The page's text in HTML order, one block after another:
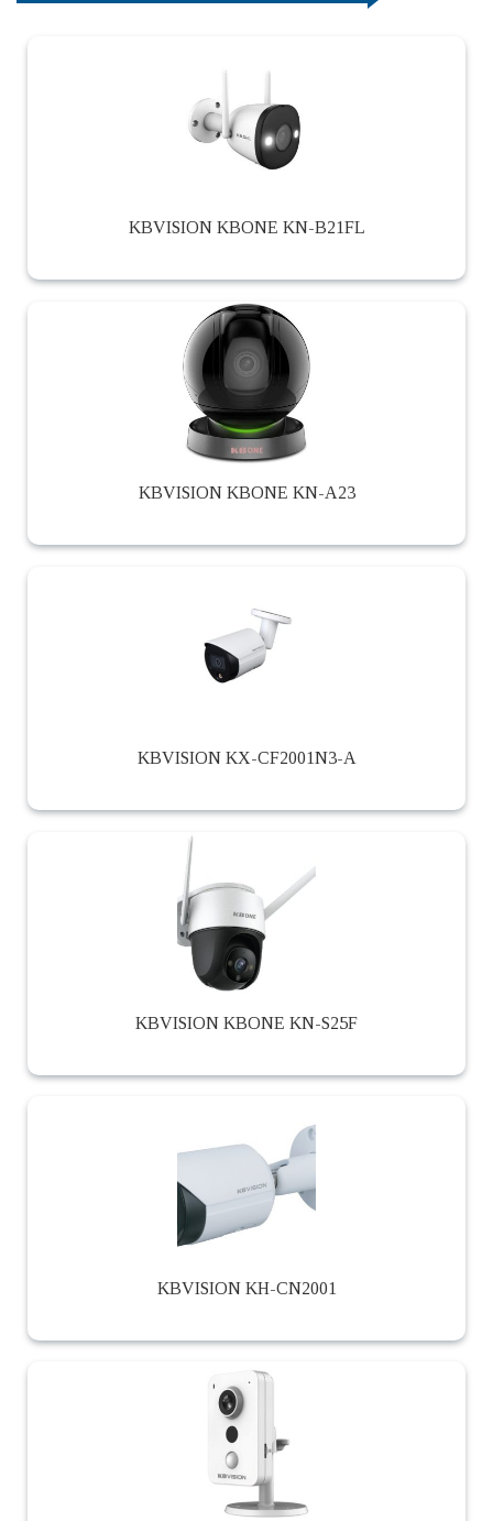
KBVISION KBONE KN-B21FL
KBVISION KBONE KN-A23
KBVISION KX-CF2001N3-A
KBVISION KBONE KN-S25F
KBVISION KH-CN2001